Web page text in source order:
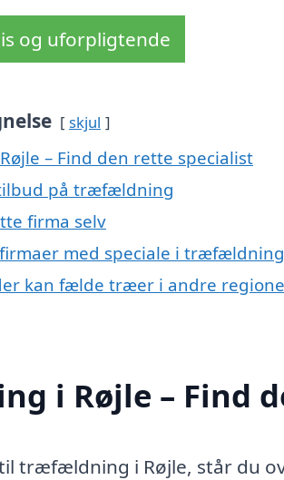
og uforpligtende
skjul
– Find den rette specialist
på træfældning
firma selv
med speciale i
kan fælde træer i andre
i Røjle – Find
træfældning i Røjle, står du